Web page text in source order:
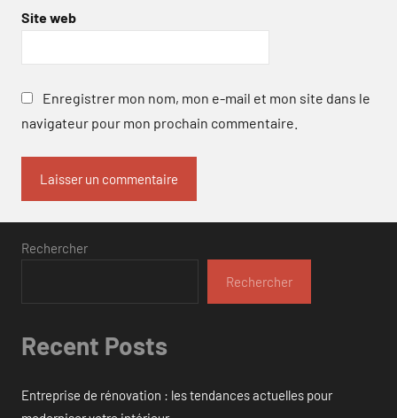
Site web
Enregistrer mon nom, mon e-mail et mon site dans le
navigateur pour mon prochain commentaire.
Rechercher
Rechercher
Recent Posts
Entreprise de rénovation : les tendances actuelles pour